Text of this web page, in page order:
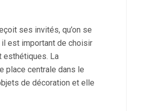
ses invités, qu’on se
il est important de choisir
esthétiques. La
place centrale dans le
de décoration et elle